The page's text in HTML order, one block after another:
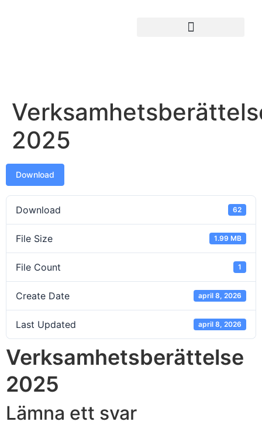
2025
Download
Download 62
File Size 1.99 MB
File Count 1
Create Date april 8, 2026
Last Updated april 8, 2026
Verksamhetsberättelse
2025
Lämna ett svar